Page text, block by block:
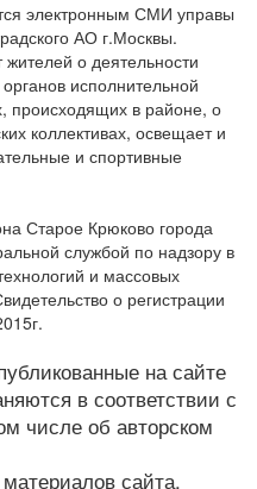
электронным СМИ управы
АО г.Москвы.
о деятельности
исполнительной
происходящих в районе, о
коллективах, освещает и
и спортивные
Старое Крюково города
службой по надзору в
и массовых
о регистрации
на сайте
в соответствии с
числе об авторском
сайта,